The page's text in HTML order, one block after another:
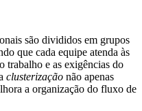
são divididos em grupos
que cada equipe atenda às
trabalho e as exigências do
clusterização não apenas
a organização do fluxo de